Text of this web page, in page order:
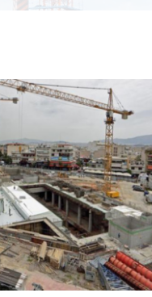
+
ΣΤΑΘΜΌΣ ΜΕΤΡΌ
ΚΟΡΥΔΑΛΛΌΣ
Δημόσια έργα